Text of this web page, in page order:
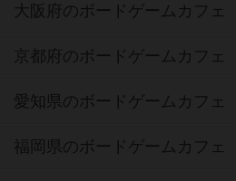
大阪府のボードゲームカフェ
京都府のボードゲームカフェ
愛知県のボードゲームカフェ
福岡県のボードゲームカフェ